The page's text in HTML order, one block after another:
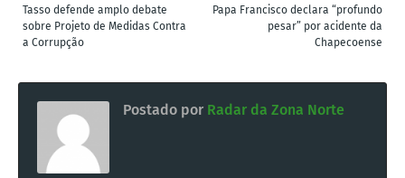
Papa Francisco declara “profundo
pesar” por acidente da
Chapecoense
Tasso defende amplo debate
sobre Projeto de Medidas Contra
a Corrupção
Postado por Radar da Zona Norte